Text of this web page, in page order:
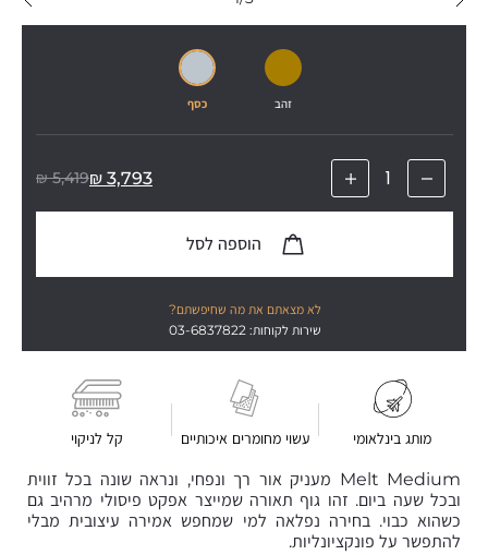
מותג בינלאומי עשוי מחומרים איכותיים קל לניקוי
זהב כסף
5,419
₪ 3,793
₪
לא מצאתם את מה שחיפשתם?
שירות לקוחות: 03-6837822
Melt Medium מעניק אור רך ונפחי, ונראה שונה בכל זווית
ובכל שעה ביום. זהו גוף תאורה שמייצר אפקט פיסולי מרהיב גם
כשהוא כבוי. בחירה נפלאה למי שמחפש אמירה עיצובית מבלי
להתפשר על פונקציונליות.